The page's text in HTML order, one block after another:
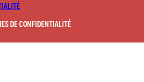
DE CONFIDENTIALITÉ